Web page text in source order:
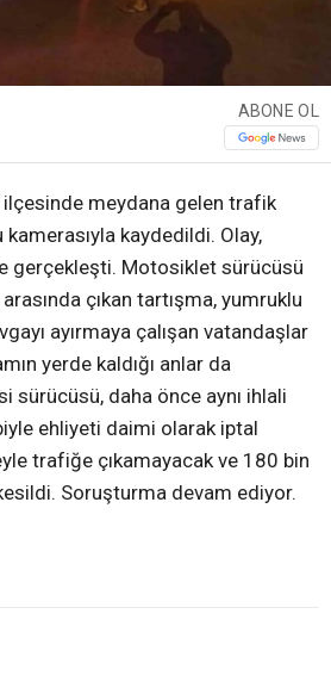
ABONE OL
ilçesinde meydana gelen trafik
kaydedildi. Olay,
gerçekleşti. Motosiklet sürücüsü
çıkan tartışma, yumruklu
ayırmaya çalışan vatandaşlar
yerde kaldığı anlar da
sürücüsü, daha önce aynı ihlali
ehliyeti daimi olarak iptal
trafiğe çıkamayacak ve 180 bin
Soruşturma devam ediyor.